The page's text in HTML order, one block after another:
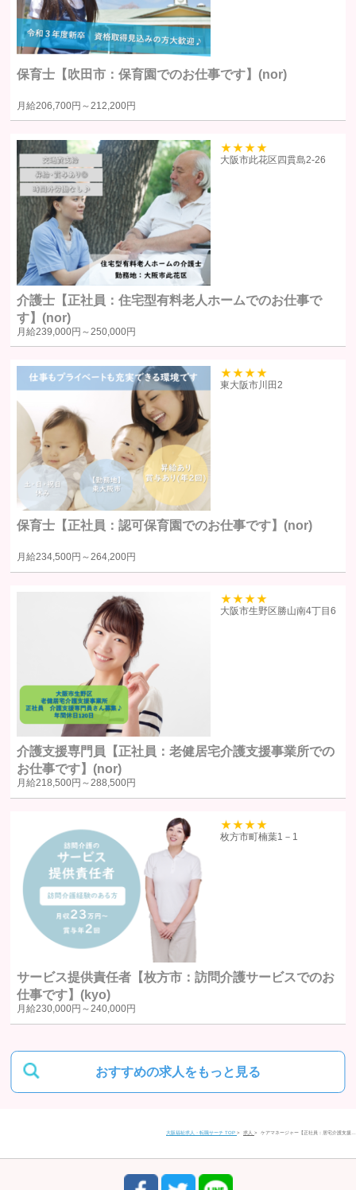
個人情報の管理に細心の注意を払い、これを取扱うものとします。
はありません。
本サービスの利用に伴う連絡・各種お知らせ等の配信・送付
ユーザーの承諾・申込みに基づく、本サービス利用企業等への個人
情報の提供
属性情報･端末情報・位置情報・行動履歴等に基づく広告・コンテン
ツ等の配信・表示、本サービスの提供
本サービスの改善・新規サービスの開発・マーケティング活動
本サービスに関するご意見、お問い合わせの確認・回答
個人情報の第三者への提供
当社は、原則として、ユーザー本人の同意を得ずに個人情報を第三者に
提供しません。提供先・提供情報内容を特定したうえで、ユーザーの同
意を得た場合に限り提供します。
提供する個人情報の項目ユーザーから取得した情報（サービス利用
履歴ほか、閲覧・検索・ブックマーク等あらゆる行動履歴に該当す
る情報を含む）のうち、利用目的の達成に必要な範囲の情報項目と
します。
提供の手段又は方法書面もしくは電磁的な方法による送付または送
の同意なく個人情報を提供することがあります。
人の生命、身体又は財産の保護のために必要がある場合であって、
本人の同意を得るのが困難であるとき
公衆衛生の向上または児童の健全な育成の推進のために特に必要が
ある場合であって、ユーザー本人の承諾を得ることが困難である場
国の機関若しくは地方公共団体またはその委託を受けた者が法令の
定める事務を遂行することに対して協力する必要がある場合で、ユ
ーザー本人の同意を得ることによりその事務の遂行に支障を及ぼす
おそれがある場合
裁判所、検察庁、警察またはこれらに準じた権限を有する機関か
ら、個人情報についての開示を求められた場合
ユーザー本人から明示的に第三者への開示または提供を求められた
統計処理されたデータの利用
当社は、提供を受けた個人情報をもとに、個人を特定できないよう加工
した統計データを作成することがあります。個人を特定できない統計デ
ータについては、当社は何ら制限なく利用することができるものとしま
ご質問及びご苦情の窓口
下記の窓口にご連絡ください。
大阪府松原市上田1丁目4-2 富士ビル松原1 201号室
電話番号
0120-958-520
9:30〜17:30（平日）
おすすめの求人をもっと見る
保育士【吹田市：保育園でのお仕事です】(nor)
月給206,700円～ 212,200円
介護士【正社員：住宅型有料老人ホームでのお仕事で
す】(nor)
月給239,000円～ 250,000円
39
大阪市此花区四貫島2‐26
保育士【正社員：認可保育園でのお仕事です】(nor)
月給234,500円～264,200円
39
東大阪市川田2
介護支援専門員【正社員：老健居宅介護支援事業所での
お仕事です】(nor)
月給218,500円～288,500円
39
大阪市生野区勝山南4丁目6
サービス提供責任者【枚方市：訪問介護サービスでのお
仕事です】(kyo)
月給230,000円～240,000円
39
枚方市町楠葉1－1
大阪福祉求人・転職サーチ TOP 求人 ケアマネージャー【正社員：居宅介護支援…